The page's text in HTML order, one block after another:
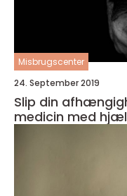
Misbrugscenter
24. September 2019
Slip din
medicin med